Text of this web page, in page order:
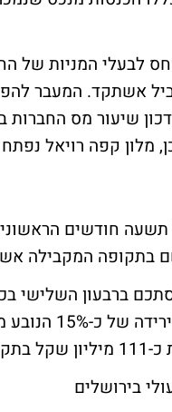
בתקופה המקבילה
אשתקד.
בירושלים